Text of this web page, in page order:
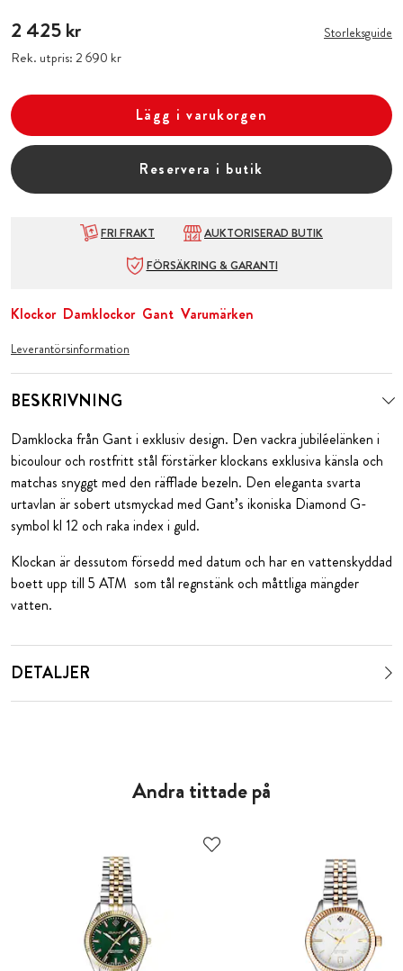
Pris: 2 425 kr
2 425 kr
Rek. utpris:Pris:2 690 kr
2 690 kr
Storleksguide
Lägg i varukorgen
Reservera i butik
FRI FRAKT
AUKTORISERAD BUTIK
FÖRSÄKRING & GARANTI
Klockor Damklockor Gant Varumärken
Leverantörsinformation
BESKRIVNING
Damklocka från Gant i exklusiv design. Den vackra jubiléelänken i
bicoulour och rostfritt stål förstärker klockans exklusiva känsla och
matchas snyggt med den räfflade bezeln. Den eleganta svarta
urtavlan är sobert utsmyckad med Gant’s ikoniska Diamond G-
symbol kl 12 och raka index i guld.
Klockan är dessutom försedd med datum och har en vattenskyddad
boett upp till 5 ATM som tål regnstänk och måttliga mängder
vatten.
DETALJER
Andra tittade på